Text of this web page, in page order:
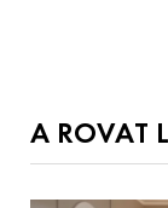
A ROVAT